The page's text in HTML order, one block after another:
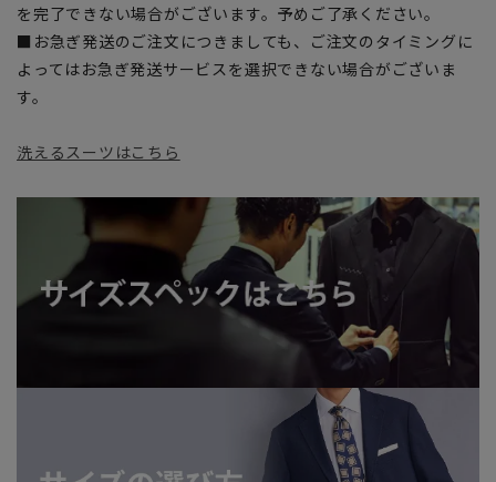
を完了できない場合がございます。予めご了承ください。
■お急ぎ発送のご注文につきましても、ご注文のタイミングに
よってはお急ぎ発送サービスを選択できない場合がございま
す。
洗えるスーツはこちら